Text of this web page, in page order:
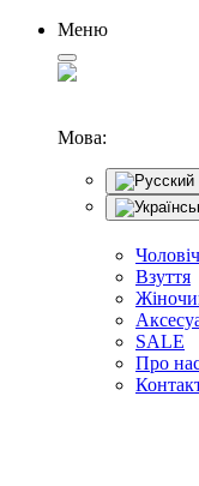
Меню
Мова:
Взуття
SALE
Про